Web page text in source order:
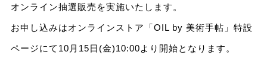
オンライン抽選販売を実施いたします。
お申し込みはオンラインストア「OIL by 美術⼿帖」特設
ページにて10⽉15⽇(⾦)10:00より開始となります。